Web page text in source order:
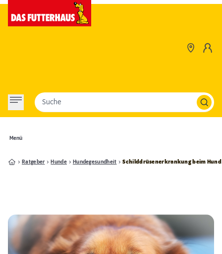
Menü
Suche
Ratgeber Hunde Hundegesundheit Schilddrüsenerkrankung beim Hund